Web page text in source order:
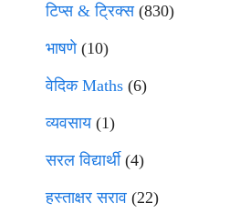
टिप्स & ट्रिक्स(830)
भाषणे(10)
वेदिक Maths (6)
व्यवसाय(1)
सरल विद्यार्थी(4)
हस्ताक्षर सराव (22)